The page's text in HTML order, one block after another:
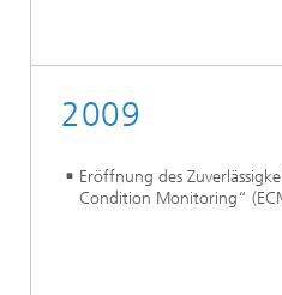
2009
Eröffnung des
Condition Monitoring“